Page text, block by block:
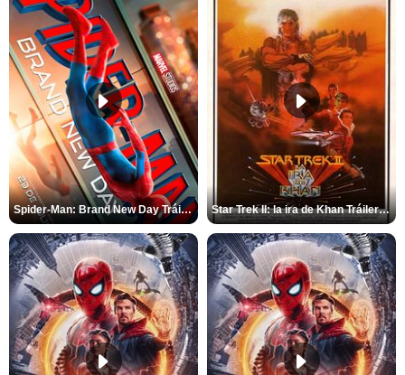
Spider-Man: Brand New Day Tráiler (3) Star Trek II: la ira de Khan Tráiler VO